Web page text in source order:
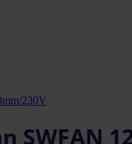
230V
SWFAN